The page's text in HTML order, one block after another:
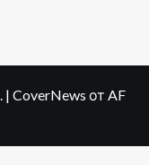
| CoverNews от AF